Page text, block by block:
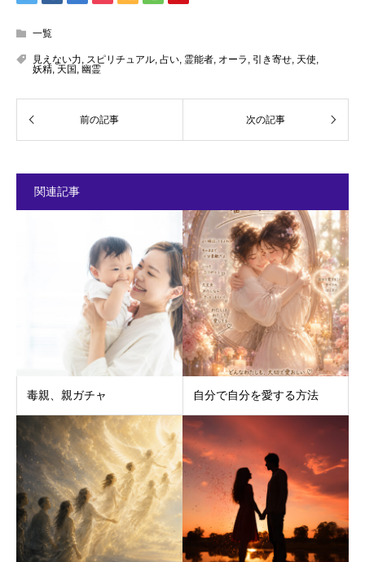
一覧
見えない力 スピリチュアル 占い 霊能者 オーラ 引き寄せ 天使
妖精 ,天国 幽霊
関連記事
毒親、親ガチャ 自分で自分を愛する方法